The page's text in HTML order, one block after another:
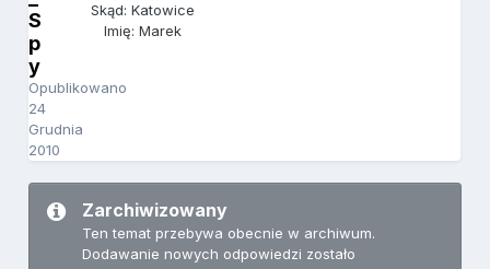
S
p
y
Opublikowano
24
Grudnia
2010
Skąd: Katowice
Imię: Marek
Zarchiwizowany
Ten temat przebywa obecnie w archiwum.
Dodawanie nowych odpowiedzi zostało